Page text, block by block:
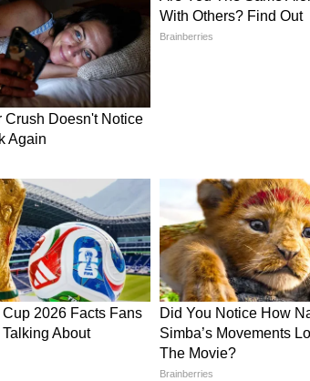
रहा था। आसमान में मंडराता US नेवी का
रखे हुए था।
अली 9' की एंट्री
सिर्फ लाइफ राफ्ट के सहारे 14 लोगों को लंबे
ने एक और मास्टरस्ट्रोक खेला। उन्होंने घटना
MV जबल अली 9 से संपर्क साधा। सेंट किट्स
से मुंबई की ओर बढ़ रहा था। P-8
9' ने तुरंत अपना रास्ता बदला और उफनती
समंदर के बीचों-बीच अमेरिकी नौसेना, भारतीय
पहले कभी नहीं देखा गया था।
एक हादसा था?
पूरा इलाका बारूद के ढेर पर बैठा है।
समुद्री रास्ता—स्ट्रेट ऑफ होर्मुज—पिछले